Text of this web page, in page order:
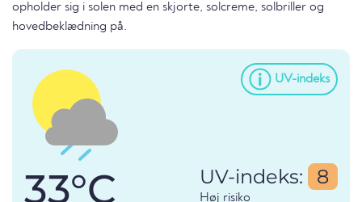
opholder sig i solen med en skjorte, solcreme, solbriller og
hovedbeklædning på.
UV-indeks
33°C UV-indeks: 8
Høj risiko